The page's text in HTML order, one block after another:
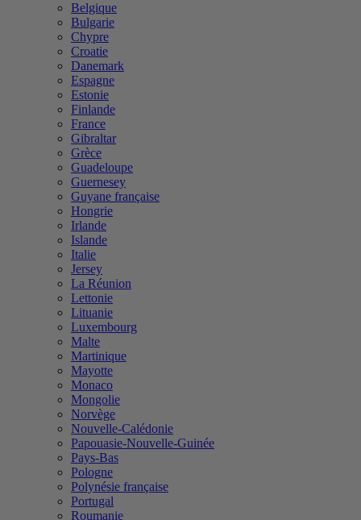
Belgique
Bulgarie
Chypre
Croatie
Danemark
Espagne
Estonie
Finlande
France
Gibraltar
Grèce
Guadeloupe
Guernesey
Guyane française
Hongrie
Irlande
Islande
Italie
Jersey
La Réunion
Lettonie
Lituanie
Luxembourg
Malte
Martinique
Mayotte
Monaco
Mongolie
Norvège
Nouvelle-Calédonie
Papouasie-Nouvelle-Guinée
Pays-Bas
Pologne
Polynésie française
Portugal
Roumanie